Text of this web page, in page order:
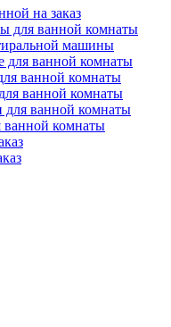
на заказ
для ванной комнаты
машины
для ванной комнаты
ванной комнаты
ванной комнаты
ванной комнаты
ванной комнаты